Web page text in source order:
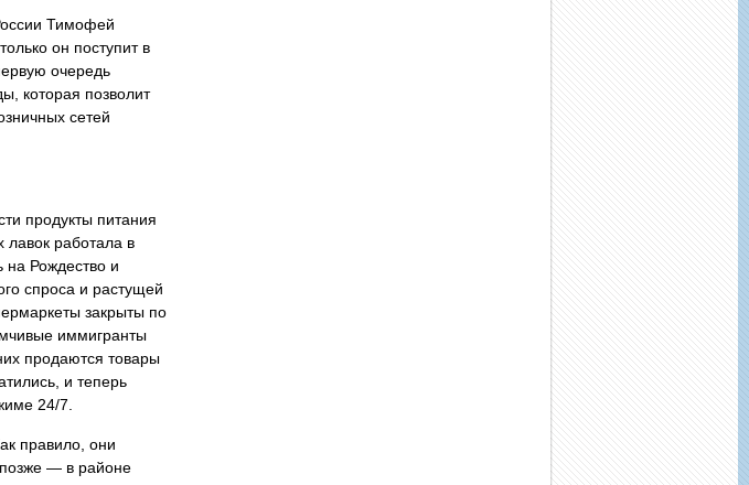
Тимофей
он поступит в
очередь
которая позволит
сетей
продукты питания
лавок работала в
на Рождество и
спроса и растущей
закрыты по
иммигранты
продаются товары
и теперь
24/7.
правило, они
— в районе